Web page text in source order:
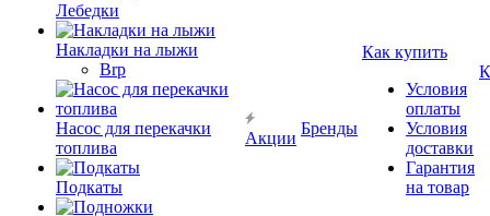
Лебедки
Накладки на лыжи
Brp
Насос для перекачки
топлива
Подкаты
Акции
Бренды
Как купить
Условия
оплаты
Условия
доставки
Гарантия
на товар